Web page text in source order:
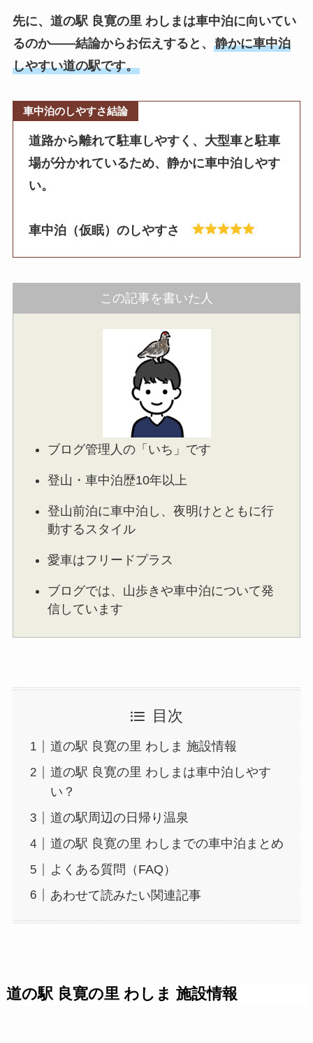
先に、道の駅 良寛の里 わしまは車中泊に向いてい
るのか——結論からお伝えすると、 静かに車中泊
しやすい道の駅です。
車中泊のしやすさ結論
道路から離れて駐車しやすく、大型車と駐車
場が分かれているため、静かに車中泊しやす
い。
車中泊（仮眠）のしやすさ
この記事を書いた人
ブログ管理人の「いち」です
登山・車中泊歴10年以上
登山前泊に車中泊し、夜明けとともに行
動するスタイル
愛車はフリードプラス
ブログでは、山歩きや車中泊について発
信しています
目次
道の駅 良寛の里 わしま 施設情報
道の駅 良寛の里 わしまは車中泊しやす
い？
道の駅周辺の日帰り温泉
道の駅 良寛の里 わしまでの車中泊まとめ
よくある質問（FAQ）
あわせて読みたい関連記事
道の駅 良寛の里 わしま 施設情報